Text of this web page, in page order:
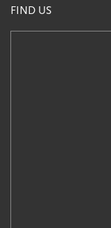
FIND US